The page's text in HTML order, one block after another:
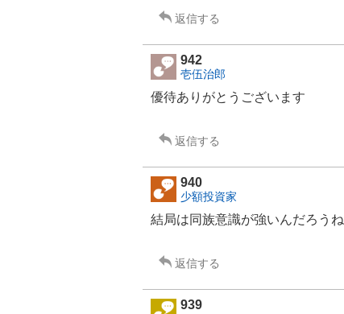
返信する
942
壱伍治郎
優待ありがとうございます
返信する
940
少額投資家
結局は同族意識が強いんだろうね
返信する
939